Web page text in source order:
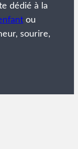
dédié à la
ou
sourire,